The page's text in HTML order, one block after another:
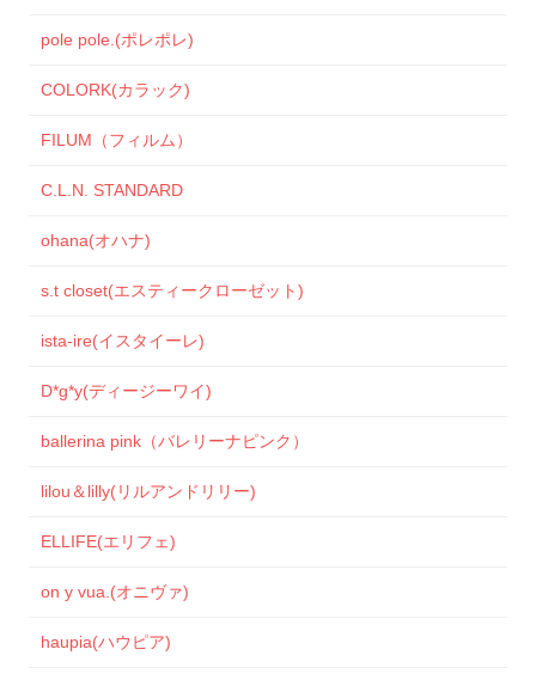
pole pole.(ポレポレ)
COLORK(カラック)
FILUM（フィルム）
C.L.N. STANDARD
ohana(オハナ)
s.t closet(エスティークローゼット)
ista-ire(イスタイーレ)
D*g*y(ディージーワイ)
ballerina pink（バレリーナピンク）
lilou＆lilly(リルアンドリリー)
ELLIFE(エリフェ)
on y vua.(オニヴァ)
haupia(ハウピア)